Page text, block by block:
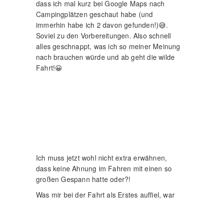
Fahrt!😀
Wohnwagen leicht untermotorisiert ist. Da ich
oftmals ziemliche Steigungen zu überwinden
hatte, bemerkte ich das ziemlich schnell.
Vollgas mit Ach und krach die 70 halten. Da